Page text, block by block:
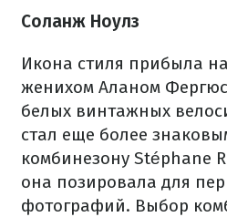
Соланж Ноулз
Икона стиля прибыла
женихом Аланом
белых винтажных
стал еще более
комбинезону Stéphane
она позировала для
фотографий. Выбор